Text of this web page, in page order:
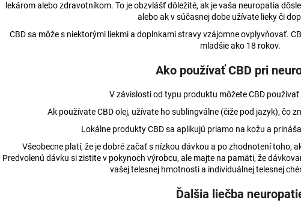
lekárom alebo zdravotníkom. To je obzvlášť dôležité, ak je vaša neuropatia
alebo ak v súčasnej dobe užívate lieky či
CBD sa môže s niektorými liekmi a doplnkami stravy vzájomne ovplyvňovať.
mladšie ako 18 rokov.
Ako používať CBD pri
V závislosti od typu produktu môžete CBD
Ak používate CBD olej, užívate ho sublingválne (čiže pod jazyk), čo
Lokálne produkty CBD sa aplikujú priamo na kožu a
Všeobecne platí, že je dobré začať s nízkou dávkou a po zhodnotení toho,
Predvolenú dávku si zistite v pokynoch výrobcu, ale majte na pamäti, že
vašej telesnej hmotnosti a individuálnej telesnej
Ďalšia liečba